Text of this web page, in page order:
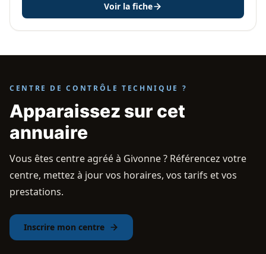
Voir la fiche
CENTRE DE CONTRÔLE TECHNIQUE ?
Apparaissez sur cet
annuaire
Vous êtes centre agréé à Givonne ? Référencez votre
centre, mettez à jour vos horaires, vos tarifs et vos
prestations.
Inscrire mon centre